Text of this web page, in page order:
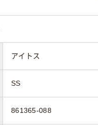
アイトス
SS
861365-088